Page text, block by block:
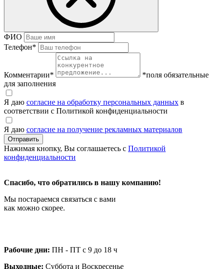
ФИО
Телефон*
Комментарии*
*поля обязательные
для заполнения
Я даю согласие на обработку персональных данных в
соответствии с Политикой конфиденциальности
Я даю согласие на получение рекламных материалов
Нажимая кнопку, Вы соглашаетесь с Политикой
конфиденциальности
Спасибо, что обратились в нашу компанию!
Мы постараемся связаться с вами
как можно скорее.
Рабочие дни: ПН - ПТ с 9 до 18 ч
Выходные: Суббота и Воскресенье